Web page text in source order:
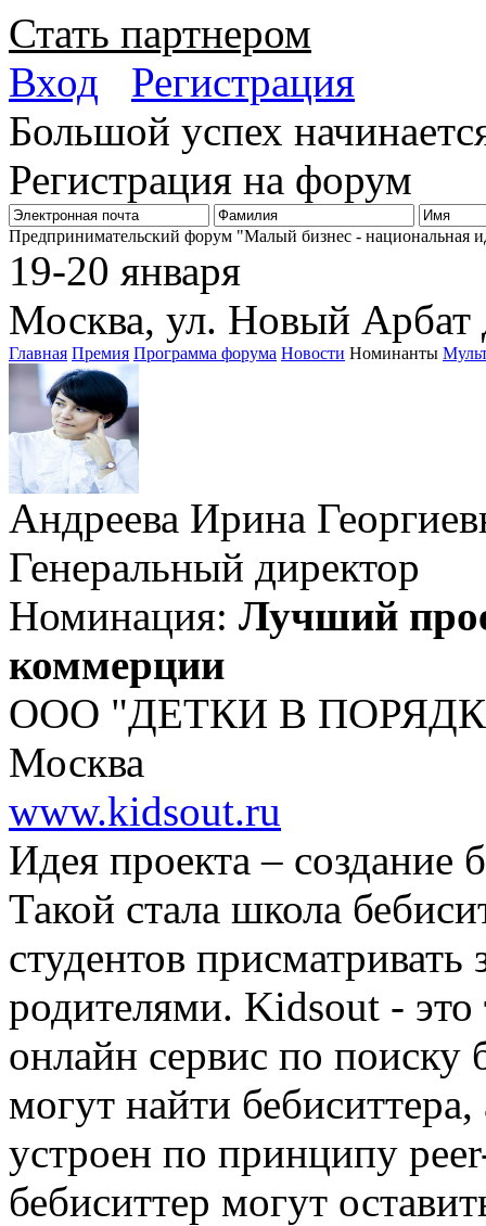
Стать партнером
Вход
Регистрация
Большой успех
Регистрация на форум
Предпринимательский форум "Малый бизнес - национальная
19-20 января
Москва, ул. Новый Арбат
Главная Премия Программа форума Новости Номинанты
Андреева Ирина
Генеральный директор
Номинация: Лучший
коммерции
ООО "ДЕТКИ В
Москва
www.kidsout.ru
Идея проекта – создание
Такой стала школа
студентов
родителями. Kidsout -
онлайн сервис по поиску
могут найти
устроен по принципу
бебиситтер могут